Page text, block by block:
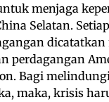
menjaga
Selatan.
dicatatkan
perdagangan
Bagi
maka, krisis